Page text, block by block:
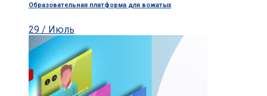
Образовательная платформа для вожатых
29 / Июль